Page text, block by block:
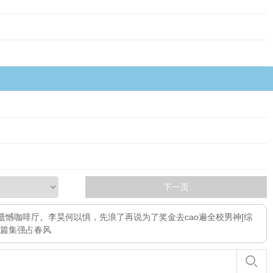
下一页
憾咖啡厅 李昊何以惧，先浪了再说为了奖金去cao遍全校男神[综
集强占春风